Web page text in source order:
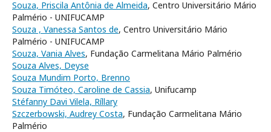
Souza, Priscila Antônia de Almeida, Centro Universitário Mário
Palmério - UNIFUCAMP
Souza , Vanessa Santos de, Centro Universitário Mário
Palmério - UNIFUCAMP
Souza, Vania Alves, Fundação Carmelitana Mário Palmério
Souza Alves, Deyse
Souza Mundim Porto, Brenno
Souza Timóteo, Caroline de Cassia, Unifucamp
Stéfanny Davi Vilela, Ríllary
Szczerbowski, Audrey Costa, Fundação Carmelitana Mário
Palmério